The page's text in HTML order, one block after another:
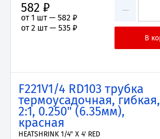
−
582 ₽
от 1 шт — 582 ₽
от 2 шт — 535 ₽
F221V1/4 RD103 трубка
термоусадочная, гибкая,
2:1, 0.250" (6.35мм),
красная
HEATSHRINK 1/4" X 4' RED